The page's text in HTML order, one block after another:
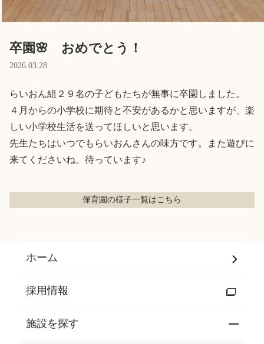
ホーム
利用者の声
プライバシーポリシー
卒園🌸 おめでとう！
2026.03.28
らいおん組２９名の子どもたちが無事に卒園しました。
４月からの小学校に期待と不安があるかと思いますが、楽
しい小学校生活を送ってほしいと思います。
先生たちはいつでもらいおんさんの味方です。また遊びに
来てくださいね。待っています♪
保育園の様子一覧はこちら
ホーム
採用情報
施設を探す